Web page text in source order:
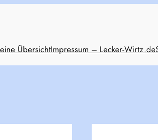
ÜbersichtImpressum – Lecker-Wirtz.de